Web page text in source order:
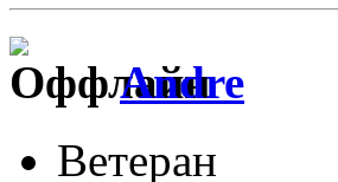
Andre
Ветеран